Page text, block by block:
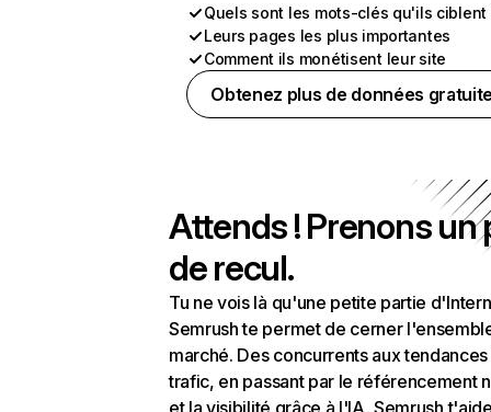
Quels sont les mots-clés qu'ils ciblent
Leurs pages les plus importantes
Comment ils monétisent leur site
Obtenez plus de données
Attends ! Prenons un
de recul.
Tu ne vois là qu'une petite partie
Semrush te permet de cerner
marché. Des concurrents aux
trafic, en passant par le référencement
et la visibilité grâce à l'IA, Semrush